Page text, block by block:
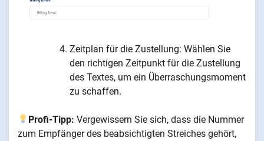
Zeitplan für die Zustellung: Wählen Sie
den richtigen Zeitpunkt für die Zustellung
des Textes, um ein Überraschungsmoment
zu schaffen.
Profi-Tipp:Vergewissern Sie sich, dass die Nummer
zum Empfänger des beabsichtigten Streiches gehört,